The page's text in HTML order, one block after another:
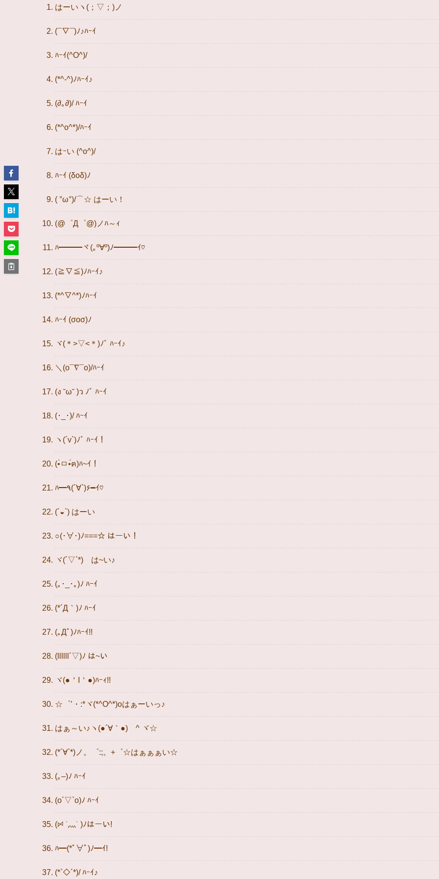
はーいヽ(；▽；)ノ
(¯∇¯)ﾉ♪ﾊｰｲ
ﾊｰｲ(^O^)/
(*^-^)ﾉﾊｰｲ♪
(∂｡∂)/ ﾊｰｲ
(*^o^*)/ﾊｰｲ
はｰい (^o^)/
ﾊｰｲ (δoδ)ﾉ
( °ω°)/⌒☆ はーい！
(@゜Д゜@)ノﾊ～ｨ
ﾊ━━━ヾ(｡º∀º)ﾉ━━━ｲ♡
(≧∇≦)ﾉﾊｰｲ♪
(*^▽^*)ﾉﾊｰｲ
ﾊｰｲ (σoσ)ﾉ
ヾ(＊>▽<＊)ﾉﾞ ﾊｰｲ♪
＼(o¯∇¯o)/ﾊｰｲ
(ง ˘ω˘ )ว ﾉﾞ ﾊｰｲ
(･_･)/ ﾊｰｲ
ヽ(´v`)ﾉﾞ ﾊｰｲ！
(•̀ㅁ•́ฅ)ﾊ~ｲ！
ﾊ━٩(´∀`)۶━ｲ♡
(´◒`) はーい
○(･∀･)ﾉ===☆ はーい！
ヾ(´▽`*)ゝは~い♪
(｡･_･｡)ﾉ ﾊｰｲ
(*´Д｀)ﾉ ﾊｰｲ
(｡Дﾟ)ﾉﾊｰｲ!!
(llllll´▽)ﾉ は~い
ヾ(●＇I＇●)ﾊｰｨ!!
☆゜’・:*ヾ(*^O^*)oはぁーいっ♪
はぁ～い♪ヽ(●´∀｀●)ゞ^ ヾ☆
(*´∀`*)ノ。゜:;。+゜☆はぁぁぁい☆
(｡–)ﾉ ﾊｰｲ
(o´▽`o)ﾉ ﾊｰｲ
(ꗯ ˙灬˙ )ﾉはーい!
ﾊ━(*ﾟ∀ﾟ)ﾉ━ｲ!
(*`◇´*)/ ﾊｰｲ♪